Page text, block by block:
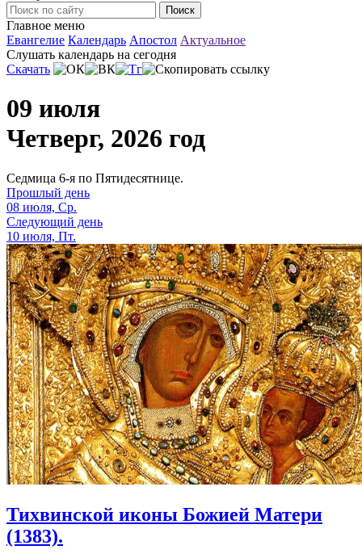
Поиск
Главное меню
Евангелие Календарь Апостол Актуальное
Слушать календарь на сегодня
Скачать
09 июля
Четверг, 2026 год
Седмица 6-я по Пятидесятнице.
Прошлый день
08 июля, Ср.
Следующий день
10 июля, Пт.
Тихвинской иконы Божией Матери
(1383).